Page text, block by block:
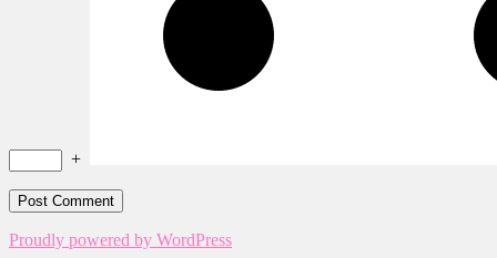
+
Proudly powered by WordPress